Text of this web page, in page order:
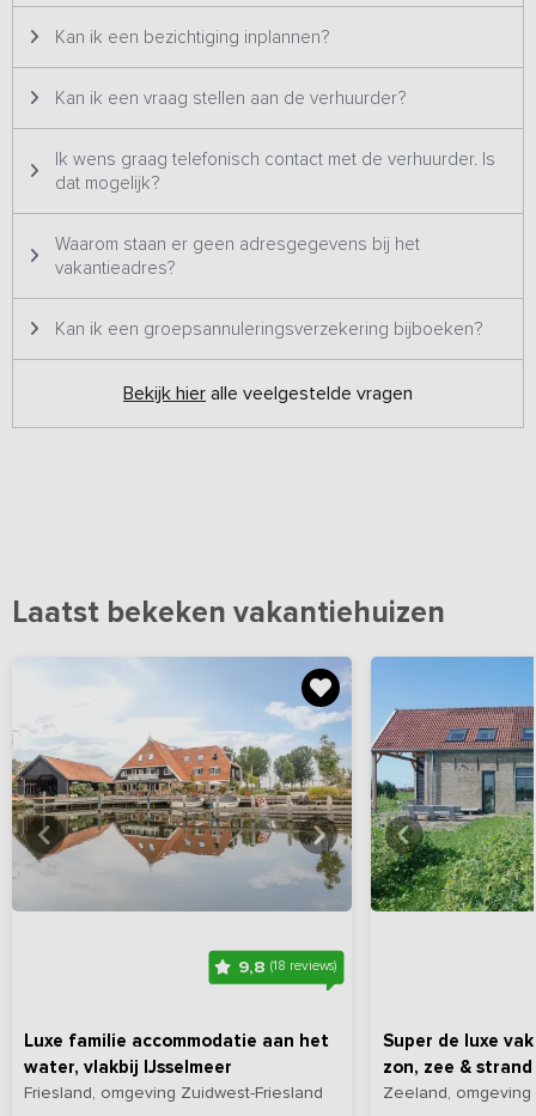
houtgestookte hottub geplaatst, om ’s avonds gezellig samen in te
relaxen onder het genot van een lekker glaasje en de prachtige
schemering. Je kunt gebruik maken van de faciliteiten van het park
zoals het gratis binnenzwembad, voetbalveld, sportschool,
squashbanen, fietsverhuur, broodjesservice, barbecueservice,
Direct naast het park is een buitenzwembad en tennisbaan
gelegen. Een heerlijke plek op slechts 15 minuten met de auto van
Zwolle. Het terrein is autovrij, ideaal voor gezinnen met jonge
kinderen
Kan ik een bezichtiging inplannen?
Kan ik een vraag stellen aan de verhuurder?
Ik wens graag telefonisch contact met de verhuurder. Is
dat mogelijk?
Waarom staan er geen adresgegevens bij het
vakantieadres?
Kan ik een groepsannuleringsverzekering bijboeken?
Bekijk hier alle veelgestelde vragen
Laatst bekeken vakantiehuizen
9,8(18 reviews)
Luxe familie accommodatie aan het
water, vlakbij IJsselmeer
Friesland, omgeving Zuidwest-Friesland
Bekijkhieralle foto's
Super de luxe
zon, zee & strand
Zeeland, omgeving
Bekijk